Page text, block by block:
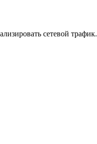
сетевой трафик.